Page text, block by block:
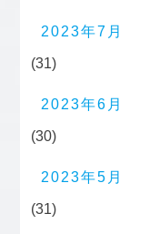
2023年7月
(31)
2023年6月
(30)
2023年5月
(31)